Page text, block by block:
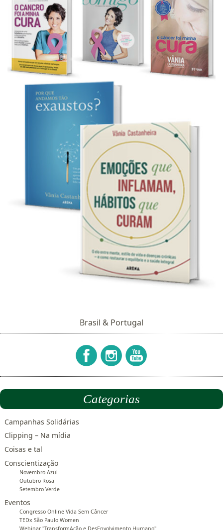
Brasil & Portugal
Categorias
Campanhas Solidárias
Clipping – Na mídia
Coisas e tal
Conscientização
Novembro Azul
Outubro Rosa
Setembro Verde
Eventos
Congresso Online Vida Sem Câncer
TEDx São Paulo Women
Webinar "TransformAção e DesEnvolvimento Humano"